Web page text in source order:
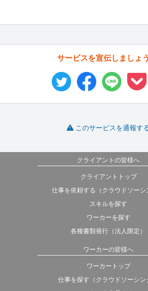
サービスを宣伝しましょ
このサービスを通報す
クライアントの皆様へ
クライアントトップ
仕事を依頼する（クラウドソーシ
スキルを探す
ワーカーを探す
各種書類発行（法人限定）
ワーカーの皆様へ
ワーカートップ
仕事を探す（クラウドソーシン